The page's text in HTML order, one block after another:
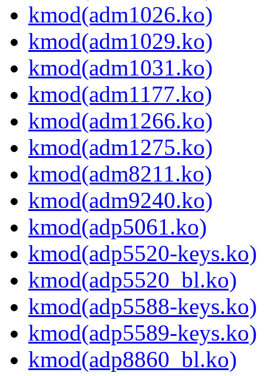
kmod(adm1026.ko)
kmod(adm1029.ko)
kmod(adm1031.ko)
kmod(adm1177.ko)
kmod(adm1266.ko)
kmod(adm1275.ko)
kmod(adm8211.ko)
kmod(adm9240.ko)
kmod(adp5061.ko)
kmod(adp5520-keys.ko)
kmod(adp5520_bl.ko)
kmod(adp5588-keys.ko)
kmod(adp5589-keys.ko)
kmod(adp8860_bl.ko)